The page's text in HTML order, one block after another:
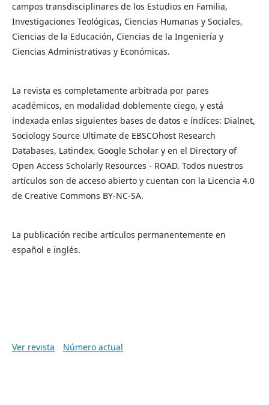
campos transdisciplinares de los Estudios en Familia,
Investigaciones Teológicas, Ciencias Humanas y Sociales,
Ciencias de la Educación, Ciencias de la Ingeniería y
Ciencias Administrativas y Económicas.
La revista es completamente arbitrada por pares
académicos, en modalidad doblemente ciego, y está
indexada enlas siguientes bases de datos e índices: Dialnet,
Sociology Source Ultimate de EBSCOhost Research
Databases, Latindex, Google Scholar y en el Directory of
Open Access Scholarly Resources - ROAD. Todos nuestros
artículos son de acceso abierto y cuentan con la Licencia 4.0
de Creative Commons BY-NC-SA.
La publicación recibe artículos permanentemente en
español e inglés.
Ver revista Número actual